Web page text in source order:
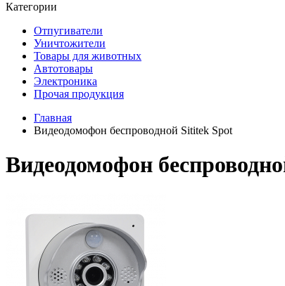
Категории
Отпугиватели
Уничтожители
Товары для животных
Автотовары
Электроника
Прочая продукция
Главная
Видеодомофон беспроводной Sititek Spot
Видеодомофон